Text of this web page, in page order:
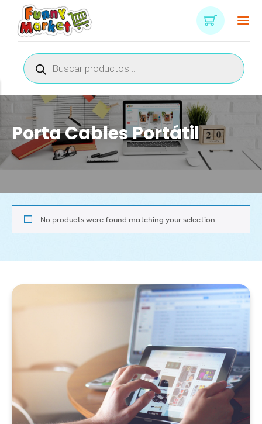
Búsqueda
de
productos
Porta Cables Portátil
No products were found matching your selection.